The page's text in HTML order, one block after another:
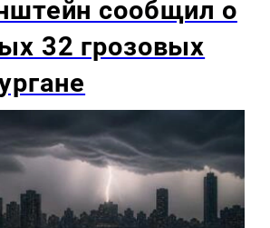
сообщил о
32 грозовых